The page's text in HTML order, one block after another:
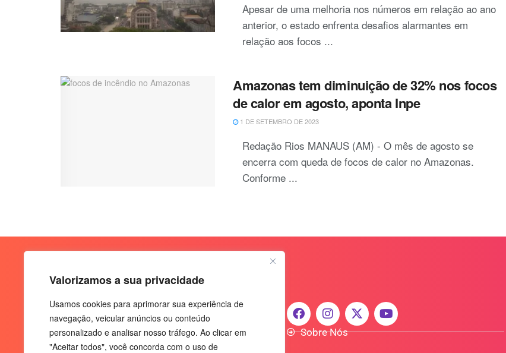
Valorizamos a sua privacidade
Usamos cookies para aprimorar sua experiência de
navegação, veicular anúncios ou conteúdo
personalizado e analisar nosso tráfego. Ao clicar em
"Aceitar todos", você concorda com o uso de
Apesar de uma melhoria nos números em relação ao ano
anterior, o estado enfrenta desafios alarmantes em
relação aos focos ...
Amazonas tem diminuição de 32% nos focos
de calor em agosto, aponta Inpe
1 DE SETEMBRO DE 2023
Redação Rios MANAUS (AM) - O mês de agosto se
encerra com queda de focos de calor no Amazonas.
Conforme ...
Sobre Nós